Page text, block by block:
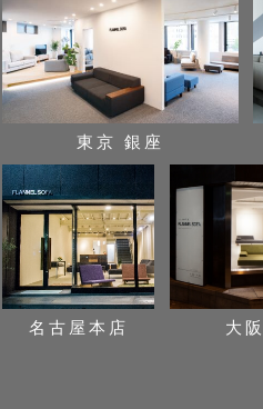
東京 銀座
名古屋本店 大阪